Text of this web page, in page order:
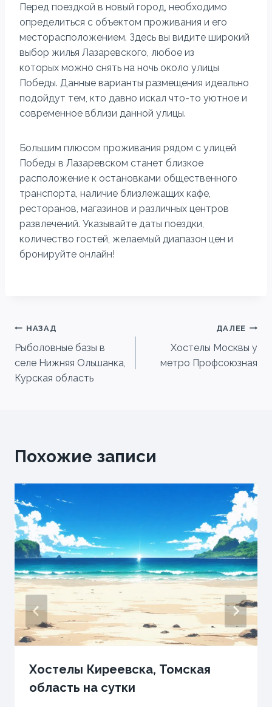
Перед поездкой в новый город, необходимо
определиться с объектом проживания и его
месторасположением. Здесь вы видите широкий
выбор жилья Лазаревского, любое из
которых можно снять на ночь около улицы
Победы. Данные варианты размещения идеально
подойдут тем, кто давно искал что-то уютное и
современное вблизи данной улицы.
Большим плюсом проживания рядом с улицей
Победы в Лазаревском станет близкое
расположение к остановками общественного
транспорта, наличие близлежащих кафе,
ресторанов, магазинов и различных центров
развлечений. Указывайте даты поездки,
количество гостей, желаемый диапазон цен и
бронируйте онлайн!
Навигация
по
записям
НАЗАД
Рыболовные базы в
селе Нижняя Ольшанка,
Курская область
ДАЛЕЕ
Хостелы Москвы у
метро Профсоюзная
Похожие записи
Хостелы Киреевска, Томская
область на сутки